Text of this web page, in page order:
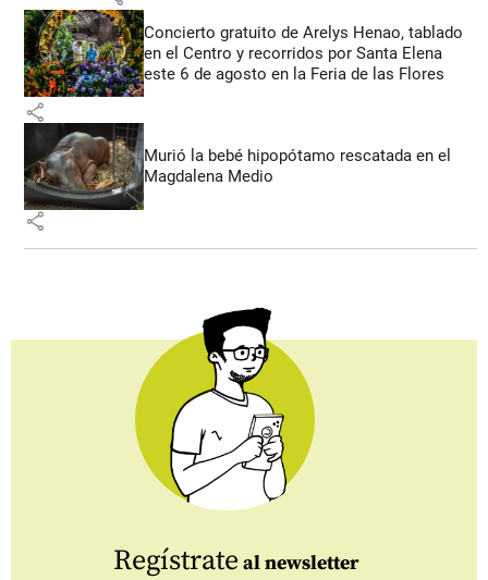
Concierto gratuito de Arelys Henao, tablado
en el Centro y recorridos por Santa Elena
este 6 de agosto en la Feria de las Flores
share
Murió la bebé hipopótamo rescatada en el
Magdalena Medio
share
Regístrate al newsletter